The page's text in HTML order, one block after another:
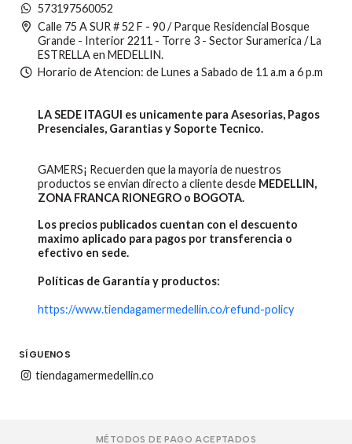
573197560052
Calle 75 A SUR # 52 F - 90 / Parque Residencial Bosque
Grande - Interior 2211 - Torre 3 - Sector Suramerica / La
ESTRELLA en MEDELLIN.
Horario de Atencion: de Lunes a Sabado de 11 a.m a 6 p.m
LA SEDE ITAGUI es unicamente para Asesorias, Pagos
Presenciales, Garantias y Soporte Tecnico.
GAMERS¡ Recuerden que la mayoria de nuestros
productos se envian directo a cliente desde MEDELLIN,
ZONA FRANCA RIONEGRO o BOGOTA.
Los precios publicados cuentan con el descuento
maximo aplicado para pagos por transferencia o
efectivo en sede.
Políticas de Garantía y productos:
https://www.tiendagamermedellin.co/refund-policy
SÍGUENOS
tiendagamermedellin.co
MÉTODOS DE PAGO ACEPTADOS